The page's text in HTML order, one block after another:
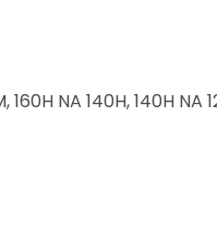
160H NA 140H, 140H